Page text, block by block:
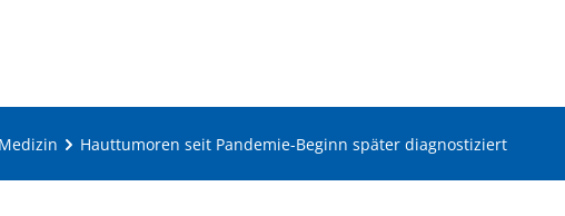
Medizin Hauttumoren seit Pandemie-Beginn später diagnostiziert